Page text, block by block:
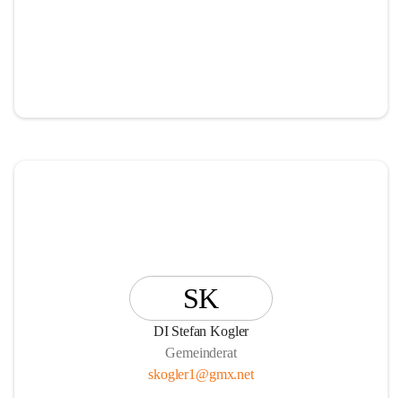
SK
DI Stefan Kogler
Gemeinderat
skogler1@gmx.net